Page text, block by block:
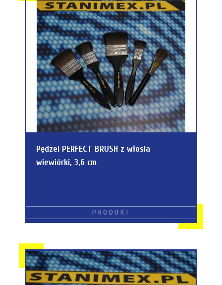
Pędzel PERFECT BRUSH z włosia
wiewiórki, 3,6 cm